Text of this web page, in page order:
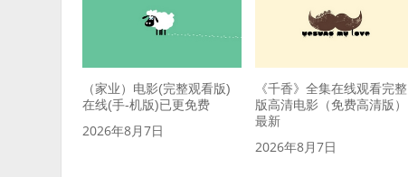
（家业）电影(完整观看版)
在线(手-机版)已更免费
2026年8月7日
《千香》全集在线观看完整
版高清电影（免费高清版）
最新
2026年8月7日